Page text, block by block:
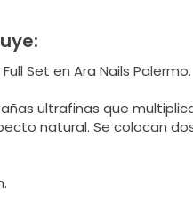
Set en Ara Nails Palermo.
ultrafinas que
natural. Se colocan